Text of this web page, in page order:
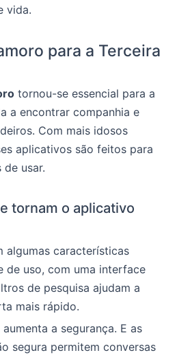
vida.
para a Terceira
tornou-se essencial para a
a encontrar companhia e
Com mais idosos
aplicativos são feitos para
de usar.
tornam o aplicativo
algumas características
de uso, com uma interface
de pesquisa ajudam a
mais rápido.
a segurança. E as
segura permitem conversas